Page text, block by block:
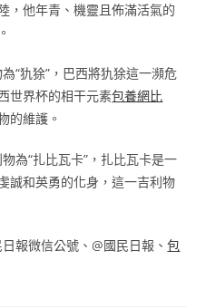
，他年青、機靈且佈滿活氣的
“犰狳”，巴西將犰狳這一瀕危
世界杯的相干元素包養網比
的維護。
為“扎比瓦卡”，扎比瓦卡是一
誠和英勇的化身，這一吉利物
報微信公號、@國民日報、包